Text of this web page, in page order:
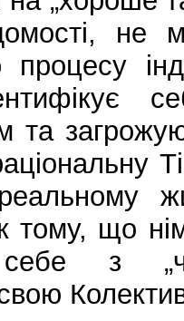
не
та
тому, що
себе з